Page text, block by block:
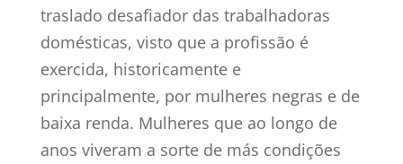
traslado desafiador das trabalhadoras
domésticas, visto que a profissão é
exercida, historicamente e
principalmente, por mulheres negras e de
baixa renda. Mulheres que ao longo de
anos viveram a sorte de más condições